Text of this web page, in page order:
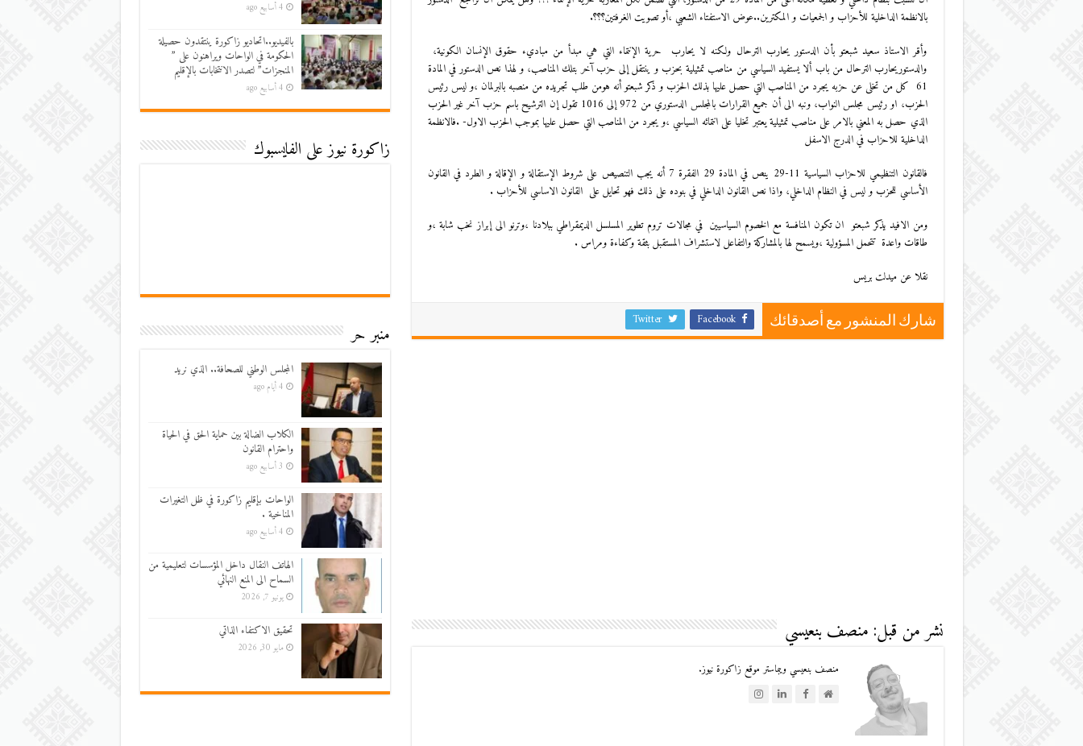
بالانظمة الداخلية للأحزاب و الجمعيات و المكترين..عوض الاستفتاء الشعبي ،أو تصويت الغرفتين؟؟؟.
وأقر الاستاذ سعيد شبعتو بأن الدستور يحارب الترحال ولكنه لا يحارب حرية الإنتماء التي هي مبدأ من مباديء حقوق الإنسان الكونية،
والدستوريحارب الترحال من باب ألا يستفيد السياسي من مناصب تمثيلية بحزب و ينتقل إلى حزب آخر بتلك المناصب، و لهذا نص الدستور في المادة
61 كل من تخلى عن حزبه يجرد من المناصب التي حصل عليها بذلك الحزب و ذكر شبعتو أنه هومن طلب تجريده من منصبه بالبرلمان ،و ليس رئيس
الحزب، او رئيس مجلس النواب، ونبه الى أن جميع القرارات بالمجلس الدستوري من 972 إلى 1016 تقول إن الترشيح باسم حزب آخر غير الحزب
الذي حصل به المعني بالامر على مناصب تمثيلية يعتبر تخليا على انتمائه السياسي ،و يجرد من المناصب التي حصل عليها بموجب الحزب الاول- .فالانظمة
الداخلية للاحزاب في الدرج الاسفل
فالقانون التنظيمي للاحزاب السياسية 11-29 ينص في المادة 29 الفقرة 7 أنه يجب التنصيص على شروط الإستقالة و الإقالة و الطرد في القانون
الأساسي للحزب و ليس في النظام الداخلي، واذا نص القانون الداخلي في بنوده على ذلك فهو تحايل على القانون الاساسي للأحزاب .
ومن الافيد يذكر شبعتو ان تكون المنافسة مع الخصوم السياسيين في مجالات تروم تطوير المسلسل الديمقراطي ببلادنا ،وترنو الى إبراز نخب شابة ،و
طاقات واعدة تتحمل المسؤولية ،ويسمح لها بالمشاركة والتفاعل لاستشراف المستقبل بثقة وكفاءة ومراس .
نقلا عن ميدلت بريس
شارك المنشور مع أصدقائك Facebook
Twitter
نشر من قبل: منصف بنعيسي
منصف بنعيسي ويبماستر موقع زاكورة نيوز.
4 أسابيع ago
بالفيديو..اتحاديو زاكورة ينتقدون حصيلة
الحكومة في الواحات ويراهنون على ”
المنجزات” لتصدر الانتخابات بالإقليم
4 أسابيع ago
زاكورة نيوز على الفايسبوك
منبر حر
المجلس الوطني للصحافة.. الذي نريد
4 أيام ago
الكلاب الضالة بين حماية الحق في الحياة
واحترام القانون
3 أسابيع ago
الواحات بإقليم زاكورة في ظل التغيرات
المناخية .
4 أسابيع ago
الهاتف النقال داخل المؤسسات لتعليمية من
السماح الى المنع النهائي
يونيو 7, 2026
تحقيق الاكتفاء الذاتي
مايو 30, 2026